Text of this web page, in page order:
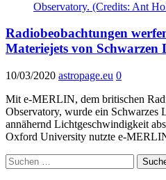
Radiobeobachtungen
Materiejets von Schwarzen
10/03/2020 astropage.eu 0
Mit e-MERLIN, dem britischen
Observatory, wurde ein Schwarzes
annähernd Lichtgeschwindigkeit
Oxford University nutzte e-
Suchen
nach: